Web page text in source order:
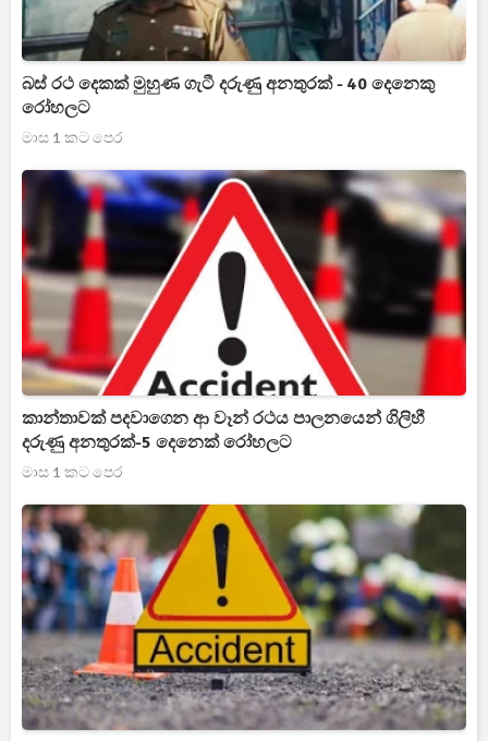
බස් රථ දෙකක් මුහුණ ගැටී දරුණු අනතුරක් - 40 දෙනෙකු
රෝහලට
මාස 1 කට පෙර
කාන්තාවක් පදවාගෙන ආ වෑන් රථය පාලනයෙන් ගිලිහී
දරුණු අනතුරක්-5 දෙනෙක් රෝහලට
මාස 1 කට පෙර